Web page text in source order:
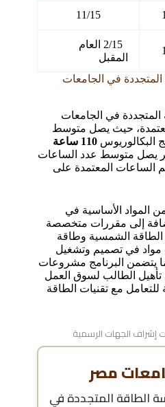
2/15 العام
المقبل
في الجامعات
في الجامعات
حيث يصل متوسط
البكالوريوس
110 ساعة
يصل متوسط عدد الساعات
الساعات المعتمدة على
المواد الأساسية في
إلى مقررات متخصصة
الشمسية وطاقة
مواد في تصميم وتشغيل
يتضمن البرنامج مشروعات
الطالب لسوق العمل
للتعامل مع تقنيات الطاقة
الجهات الرسمية
مصر
الطاقة المتجددة في